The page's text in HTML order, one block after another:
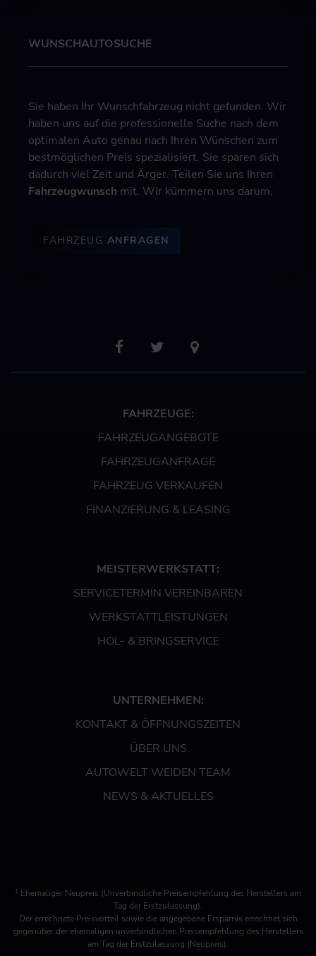
WUNSCHAUTOSUCHE
Sie haben Ihr Wunschfahrzeug nicht gefunden. Wir
haben uns auf die professionelle Suche nach dem
optimalen Auto genau nach Ihren Wünschen zum
bestmöglichen Preis spezialisiert. Sie sparen sich
dadurch viel Zeit und Ärger. Teilen Sie uns Ihren
Fahrzeugwunsch mit. Wir kümmern uns darum.
FAHRZEUG ANFRAGEN
FAHRZEUGE:
FAHRZEUGANGEBOTE
FAHRZEUGANFRAGE
FAHRZEUG VERKAUFEN
FINANZIERUNG & LEASING
MEISTERWERKSTATT:
SERVICETERMIN VEREINBAREN
WERKSTATTLEISTUNGEN
HOL- & BRINGSERVICE
UNTERNEHMEN:
KONTAKT & ÖFFNUNGSZEITEN
ÜBER UNS
AUTOWELT WEIDEN TEAM
NEWS & AKTUELLES
1 Ehemaliger Neupreis (Unverbindliche Preisempfehlung des Herstellers am
Tag der Erstzulassung).
Der errechnete Preisvorteil sowie die angegebene Ersparnis errechnet sich
gegenüber der ehemaligen unverbindlichen Preisempfehlung des Herstellers
am Tag der Erstzulassung (Neupreis).